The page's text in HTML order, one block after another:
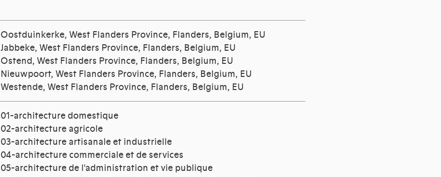
Oostduinkerke, West Flanders Province, Flanders, Belgium, EU
Jabbeke, West Flanders Province, Flanders, Belgium, EU
Ostend, West Flanders Province, Flanders, Belgium, EU
Nieuwpoort, West Flanders Province, Flanders, Belgium, EU
Westende, West Flanders Province, Flanders, Belgium, EU
01-architecture domestique
02-architecture agricole
03-architecture artisanale et industrielle
04-architecture commerciale et de services
05-architecture de l'administration et vie publique